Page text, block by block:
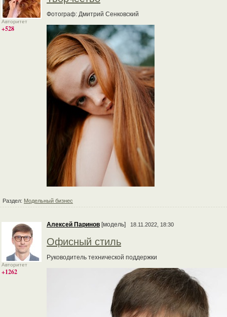
Авторитет
+528
Фотограф: Дмитрий Сенковский
Раздел: Модельный бизнес
Авторитет
+1262
Алексей Паринов [модель] 18.11.2022, 18:30
Офисный стиль
Руководитель технической поддержки